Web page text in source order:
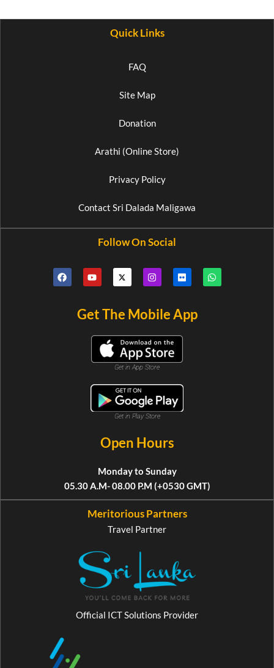
Quick Links
FAQ
Site Map
Donation
Arathi (Online Store)
Privacy Policy
Contact Sri Dalada Maligawa
Follow On Social
Get The Mobile App
Get in App Store
Get in Play Store
Open Hours
Monday to Sunday
05.30 A.M- 08.00 P.M (+0530 GMT)
Meritorious Partners
Travel Partner
Official ICT Solutions Provider